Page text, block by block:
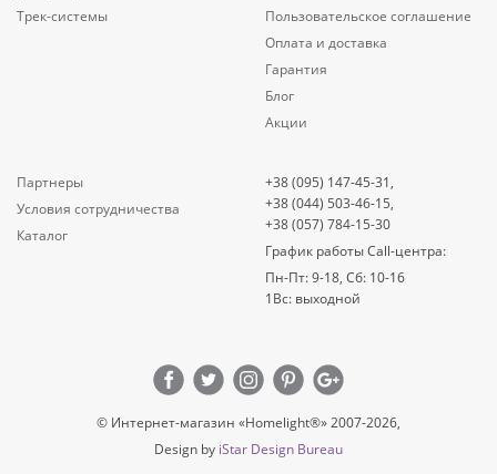
Трек-системы
Пользовательское соглашение
Оплата и доставка
Гарантия
Блог
Акции
Партнеры
Условия сотрудничества
Каталог
+38 (095) 147-45-31,
+38 (044) 503-46-15,
+38 (057) 784-15-30
График работы Call-центра:
Пн-Пт: 9-18, Сб: 10-16
1Вс: выходной
© Интернет-магазин «Homelight®» 2007-2026,
Design by iStar Design Bureau